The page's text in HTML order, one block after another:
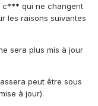
c*** qui ne changent
les raisons suivantes
sera plus mis à jour
peut être sous
à jour).